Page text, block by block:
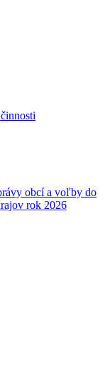
obcí a voľby do
rok 2026